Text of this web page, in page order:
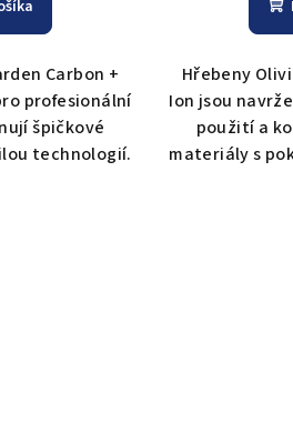
Carbon +
profesionální
špičkové
technologií.
Hřebeny
Ion jsou
použití a
materiály s